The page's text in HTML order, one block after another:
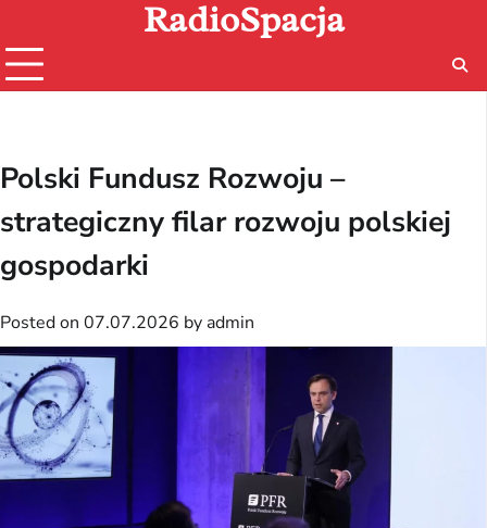
content
RadioSpacja
Polski Fundusz Rozwoju –
strategiczny filar rozwoju polskiej
gospodarki
Posted on 07.07.2026 by admin